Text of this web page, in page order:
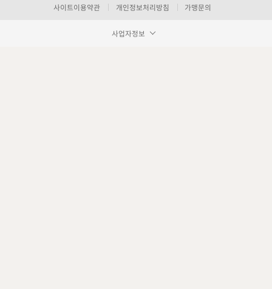
사이트이용약관 개인정보처리방침 가맹문의
사업자정보